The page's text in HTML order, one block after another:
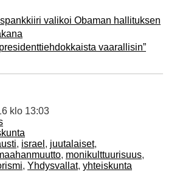
valikoi Obaman hallituksen
vaarallisin”
klo 13:03
, israel , juutalaiset,
, monikulttuurisuus,
, Yhdysvallat, yhteiskunta